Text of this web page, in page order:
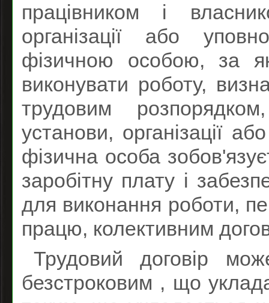
працівником і
організації або
фізичною особою, за
виконувати роботу,
трудовим
установи, організації
фізична особа
заробітну плату і
для виконання роботи,
працю, колективним
Трудовий договір
безстроковим , що